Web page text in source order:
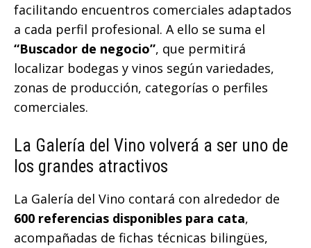
facilitando encuentros comerciales adaptados
a cada perfil profesional. A ello se suma el
“Buscador de negocio”, que permitirá
localizar bodegas y vinos según variedades,
zonas de producción, categorías o perfiles
comerciales.
La Galería del Vino volverá a ser uno de
los grandes atractivos
La Galería del Vino contará con alrededor de
600 referencias disponibles para cata,
acompañadas de fichas técnicas bilingües,